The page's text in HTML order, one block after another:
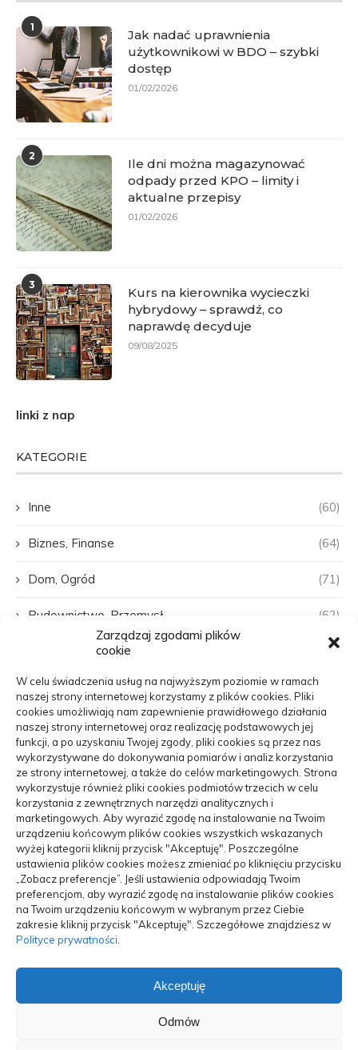
Zarządzaj zgodami plików
cookie
W celu świadczenia usług na najwyższym poziomie w ramach
naszej strony internetowej korzystamy z plików cookies. Pliki
cookies umożliwiają nam zapewnienie prawidłowego działania
naszej strony internetowej oraz realizację podstawowych jej
funkcji, a po uzyskaniu Twojej zgody, pliki cookies są przez nas
wykorzystywane do dokonywania pomiarów i analiz korzystania
ze strony internetowej, a także do celów marketingowych. Strona
wykorzystuje również pliki cookies podmiotów trzecich w celu
korzystania z zewnętrznych narzędzi analitycznych i
marketingowych. Aby wyrazić zgodę na instalowanie na Twoim
urządzeniu końcowym plików cookies wszystkich wskazanych
wyżej kategorii kliknij przycisk "Akceptuję". Poszczególne
ustawienia plików cookies możesz zmieniać po kliknięciu przycisku
„Zobacz preferencje”. Jeśli ustawienia odpowiadają Twoim
preferencjom, aby wyrazić zgodę na instalowanie plików cookies
na Twoim urządzeniu końcowym w wybranym przez Ciebie
zakresie kliknij przycisk "Akceptuję". Szczegółowe znajdziesz w
Polityce prywatności
Akceptuję
Odmów
1
Jak nadać uprawnienia
użytkownikowi w BDO – szybki
dostęp
01/02/2026
2
Ile dni można magazynować
odpady przed KPO – limity i
aktualne przepisy
01/02/2026
3
Kurs na kierownika wycieczki
hybrydowy – sprawdź, co
naprawdę decyduje
09/08/2025
linki z nap
KATEGORIE
Inne (60)
Biznes, Finanse (64)
Dom, Ogród (71)
Budownictwo, Przemysł (62)
Edukacja, Rozrywka (31)
Zdrowie, Medycyna (107)
Moda, Uroda
Turystyka, Aktywność (48)
Motoryzacja, Transport
Usługi (70)
Technologie (17)
Mobile Search
ARTYKUŁ SPONSOROWANY